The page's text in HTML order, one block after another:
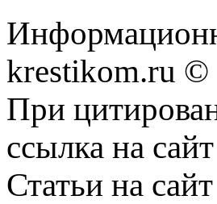
krestikom.ru ©
При
ссылка на
Статьи на